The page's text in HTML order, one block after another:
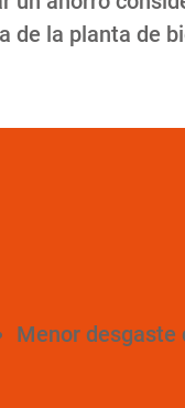
de la planta de
Menor desgaste